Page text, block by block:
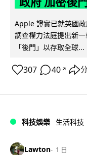
Apple 證實已就英國
調查權力法庭提出新
「後門」以存取全球...
307 40 ↗
科技娛樂 生活科技
Lawton 1 日